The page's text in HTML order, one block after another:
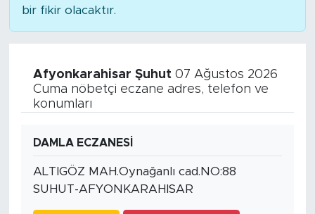
bir fikir olacaktır.
Afyonkarahisar Şuhut07 Ağustos 2026
Cuma nöbetçi eczane adres, telefon ve
konumları
DAMLA ECZANESİ
ALTIGÖZ MAH.Oynağanlı cad.NO:88
SUHUT-AFYONKARAHISAR